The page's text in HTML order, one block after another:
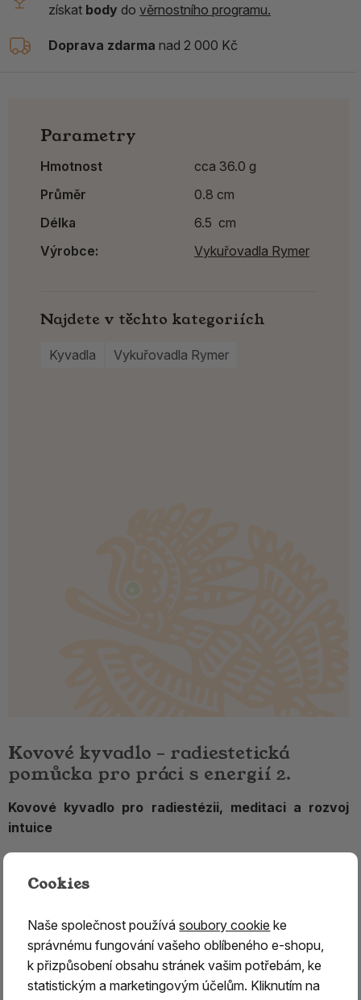
získat body do věrnostního programu.
Doprava zdarma nad 2 000 Kč
Kovové kyvadlo – radiestetická
pomůcka pro práci s energií 2.
Kovové kyvadlo pro radiestézii, meditaci a rozvoj
intuice
radiestetické pomůcky pro práci s intuicí, energií a
harmonizačních technikách i při hledání odpovědí na
otázky prostřednictvím pohybu kyvadla.Díky své
jednoduchosti, odolnosti a citlivé odezvě jevhodné pro
začátečníky i zkušené uživatele.
Parametry
Hmotnost
cca 36.0 g
Průměr
0.8 cm
Délka
6.5 cm
Výrobce:
Vykuřovadla Rymer
Najdete v těchto kategoriích
Kyvadla Vykuřovadla Rymer
Cookies
Naše společnost používásoubory cookie ke
správnému fungování vašeho oblíbeného e-shopu,
k přizpůsobení obsahu stránek vašim potřebám, ke
statistickým a marketingovým účelům. Kliknutím na